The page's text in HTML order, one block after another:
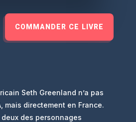
COMMANDER CE LIVRE
Seth Greenland n’a pas
mais directement en France.
des personnages